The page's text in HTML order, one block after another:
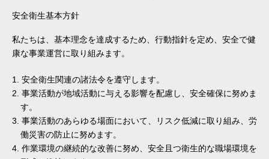
安全衛生基本方針
私たちは、基本理念を達成するため、行動指針を定め、安全で健
康な事業運営に取り組みます。
安全衛生関連の諸法令を遵守します。
事業活動が地域活動に与える影響を配慮し、安全確保に努めま
す。
事業活動のあらゆる場面において、リスク低減に取り組み、労
働災害の防止に努めます。
作業環境の継続的な改善に努め、安全且つ衛生的な職場環境を